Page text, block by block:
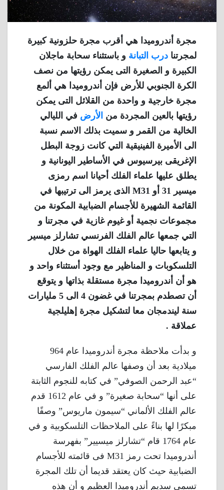
مجرة أندروميدا هي أقرب مجرة ​​حلزونية كبيرة
لمجرتنا درب التبانة و باستثناء سحابة ماجلان
الكبيرة و الصغيرة التى يمكن رؤيتها من نصف
الكرة الجنوبي للأرض فإن أندروميدا هي ألمع
مجرة ​​خارجية و واحدة من القلائل التى يمكن
رؤيتها بالعين المجردة من الأرض في الليالي
الخالية من القمر و سميت بذلك الاسم نسبة
الى الأميرة الفينيقية التي كانت زوجة البطل
الإغريقى بيرسيوس في الأساطير اليونانية و
يطلق عليها علماء الفلك أحيانا اسم رمزى
ميسير 31 أو M31 الذى يرمز الى ترتيبها في
القائمة الشهيرة للأجسام الضبابية المكونة من
مجموعات نجمية أو غيوم غازية في مجرتنا و
التي جمعها عالم الفلك الفرنسي تشارلز ميسير
و يتابعها حاليا علماء الفلك الهواة من خلال
التلسكوبات و المناظير مع وجود أستثناء واحد و
هو أن أندروميدا مجرة مستقلة بذاتها و يتوقع
أن تصطدم بمجرتنا في غضون 4 الى 5 مليارات
سنة ليندمجان معا لتشكيل مجرة ​​إهليلجية
عملاقة .
و بدأت ملاحظة مجرة أندروميدا عام 964
ميلادية بعد أن وصفها عالم الفلك الفارسي
“عبد الرحمن الصوفي” في كتابه للنجوم الثابتة
على أنها “سحابة صغيرة” و في عام 1612 قدم
عالم الفلك الألماني “سيمون ماريوس” وصفًا
مبكرًا لها بناءً على الملاحظات التلسكوبية و في
عام 1764 قام “تشارلز ميسيير” بفهرسة
أندروميدا تحت رمز M31 فى قائمته للأجسام
الضبابية حيث كان يعتقد قديما أن تلك المجرة
تسمى سديم أندروميدا العظيم و أن هذه